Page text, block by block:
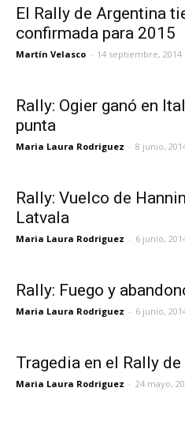
El Rally de Argentina
confirmada para 2015
Martín Velasco - 14 septiembre, 2014
Rally: Ogier ganó en
punta
Maria Laura Rodriguez - 8 junio,
Rally: Vuelco de
Latvala
Maria Laura Rodriguez - 6 junio,
Rally: Fuego y
Maria Laura Rodriguez - 6 junio,
Tragedia en el Rally
Maria Laura Rodriguez - 24 mayo,